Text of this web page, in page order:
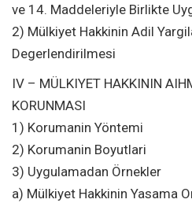
ve 14. Maddeleriyle Birlikte
2) Mülkiyet Hakkinin Adil
Degerlendirilmesi
IV – MÜLKIYET HAKKININ
KORUNMASI
1) Korumanin Yöntemi
2) Korumanin Boyutlari
3) Uygulamadan Örnekler
a) Mülkiyet Hakkinin Yasama